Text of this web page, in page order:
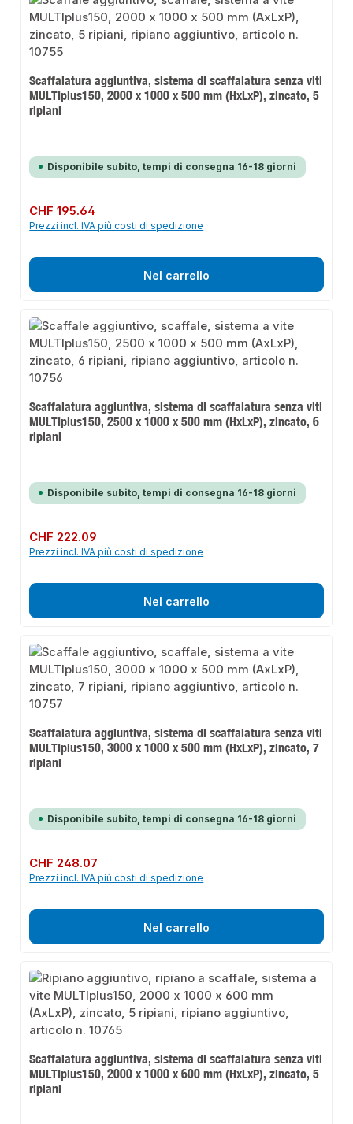
Scaffalatura aggiuntiva, sistema di scaffalatura senza viti
MULTIplus150, 2000 x 1000 x 500 mm (HxLxP), zincato, 5
ripiani
Disponibile subito, tempi di consegna 16-18 giorni
Prezzo normale:
CHF 195.64
Prezzi incl. IVA più costi di spedizione
Nel carrello
Scaffalatura aggiuntiva, sistema di scaffalatura senza viti
MULTIplus150, 2500 x 1000 x 500 mm (HxLxP), zincato, 6
ripiani
Disponibile subito, tempi di consegna 16-18 giorni
Prezzo normale:
CHF 222.09
Prezzi incl. IVA più costi di spedizione
Nel carrello
Scaffalatura aggiuntiva, sistema di scaffalatura senza viti
MULTIplus150, 3000 x 1000 x 500 mm (HxLxP), zincato, 7
ripiani
Disponibile subito, tempi di consegna 16-18 giorni
Prezzo normale:
CHF 248.07
Prezzi incl. IVA più costi di spedizione
Nel carrello
Scaffalatura aggiuntiva, sistema di scaffalatura senza viti
MULTIplus150, 2000 x 1000 x 600 mm (HxLxP), zincato, 5
ripiani